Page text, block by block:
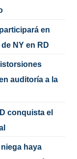
en
NY en RD
auditoría a la
conquista el
haya